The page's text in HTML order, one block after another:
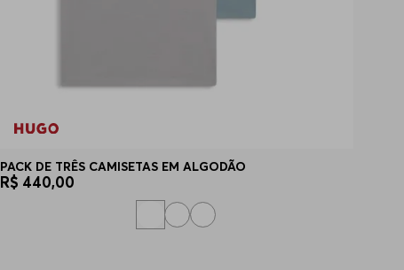
PACK DE TRÊS CAMISETAS EM ALGODÃO
R$ 440,00